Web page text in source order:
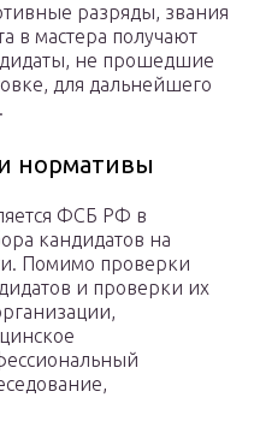
разряды, звания
в мастера получают
не прошедшие
для дальнейшего
нормативы
ФСБ РФ в
кандидатов на
Помимо проверки
и проверки их